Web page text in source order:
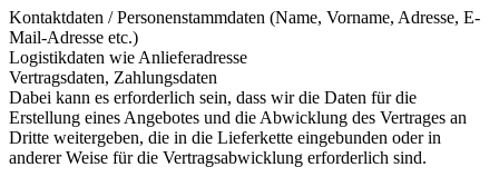
Kontaktdaten / Personenstammdaten (Name, Vorname, Adresse, E-
Mail-Adresse etc.)
Logistikdaten wie Anlieferadresse
Vertragsdaten, Zahlungsdaten
Dabei kann es erforderlich sein, dass wir die Daten für die
Erstellung eines Angebotes und die Abwicklung des Vertrages an
Dritte weitergeben, die in die Lieferkette eingebunden oder in
anderer Weise für die Vertragsabwicklung erforderlich sind.